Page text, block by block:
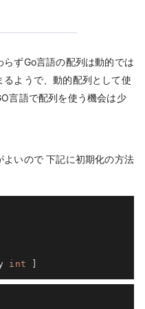
ずGo言語の配列は動的では
ようで、動的配列として使
言語で配列を使う機会は少
よいので 下記に初期化の方法
int